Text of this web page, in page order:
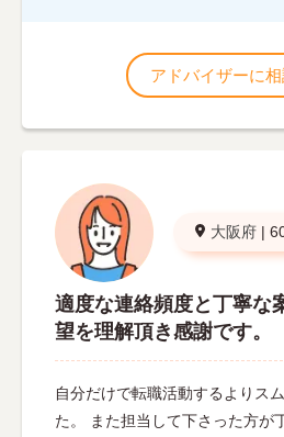
アドバイザーに
大阪府 |
適度な連絡頻度と丁寧な
望を理解頂き感謝です。
自分だけで転職活動するよりス
た。 また担当して下さった方が